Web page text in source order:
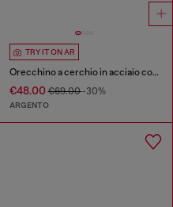
TRY IT ON AR
Orecchino a cerchio in acciaio con dettagli luminosi
€48.00€69.00-30%
ARGENTO